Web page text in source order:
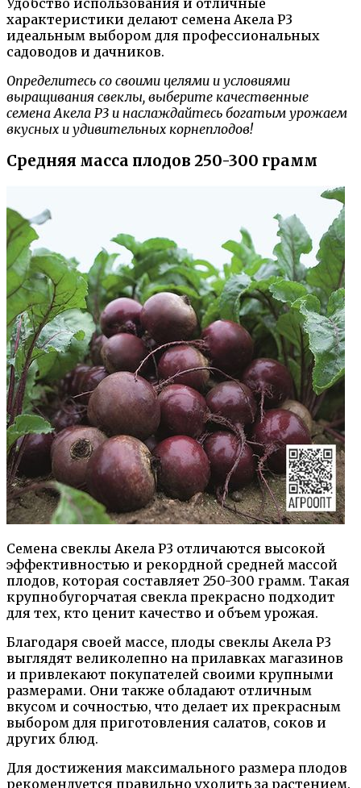
характеристики делают семена Акела Р3
идеальным выбором для профессиональных
садоводов и дачников.
Определитесь со своими целями и условиями
выращивания свеклы, выберите качественные
семена Акела Р3 и наслаждайтесь богатым урожаем
вкусных и удивительных корнеплодов!
Средняя масса плодов 250-300 грамм
Семена свеклы Акела Р3 отличаются высокой
эффективностью и рекордной средней массой
плодов, которая составляет 250-300 грамм. Такая
крупнобугорчатая свекла прекрасно подходит
для тех, кто ценит качество и объем урожая.
Благодаря своей массе, плоды свеклы Акела Р3
выглядят великолепно на прилавках магазинов
и привлекают покупателей своими крупными
размерами. Они также обладают отличным
вкусом и сочностью, что делает их прекрасным
выбором для приготовления салатов, соков и
других блюд.
Для достижения максимального размера плодов
рекомендуется правильно уходить за растением.